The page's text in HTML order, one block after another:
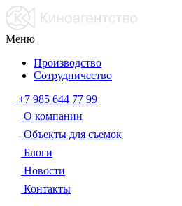
Меню
Производство
Сотрудничество
+7 985 644 77 99
О компании
Объекты для съемок
Блоги
Новости
Контакты